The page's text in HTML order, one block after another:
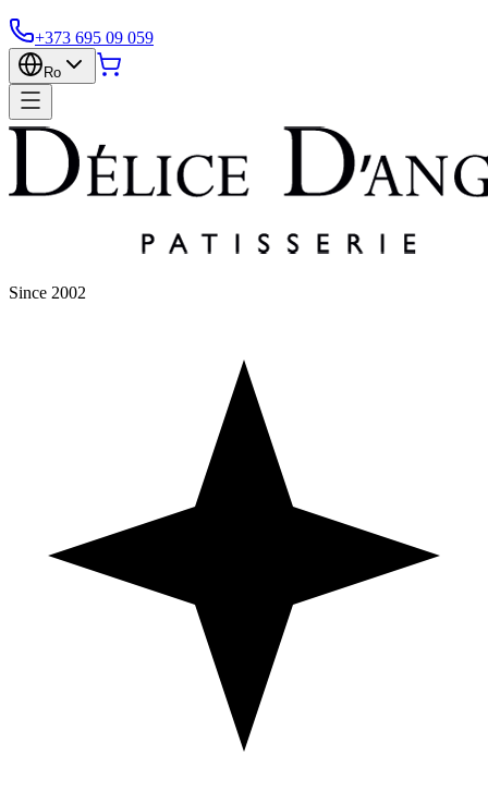
+373 695 09 059
Ro
Since 2002